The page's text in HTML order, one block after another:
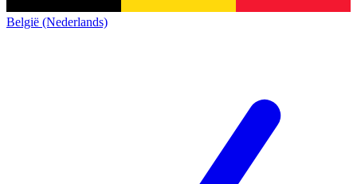
België (Nederlands)